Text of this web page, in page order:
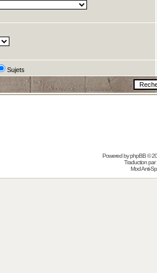
Sujets
Powered byphpBB©
Traduction par :
Mod Anti-